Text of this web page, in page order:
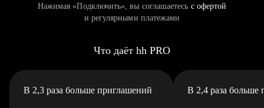
Нажимая «Подключить», вы соглашаетесь с офертой
и регулярными платежами
Что даёт hh PRO
В 2,3 раза больше приглашений В 2,4 раза больше